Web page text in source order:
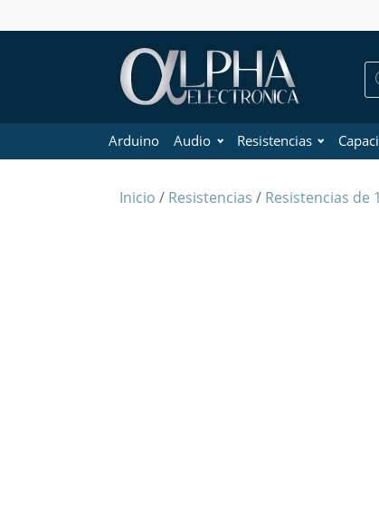
Arduino Audio Resistencias
Inicio / Resistencias / Resistencias de